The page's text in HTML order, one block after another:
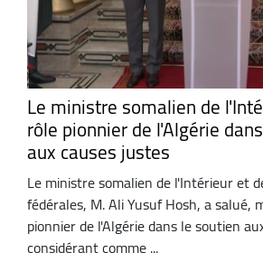
Le ministre somalien de
rôle pionnier de l'Algérie
aux causes justes
Le ministre somalien de l'Intérieur et
fédérales, M. Ali Yusuf Hosh, a salué,
pionnier de l'Algérie dans le soutien
considérant comme ...